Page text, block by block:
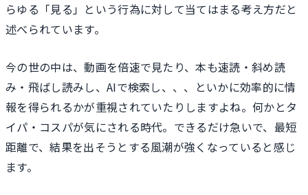
らゆる「見る」という行為に対して当てはまる考え方だと
述べられています。
今の世の中は、動画を倍速で見たり、本も速読・斜め読
み・飛ばし読みし、AIで検索し、、、といかに効率的に情
報を得られるかが重視されていたりしますよね。何かとタ
イパ・コスパが気にされる時代。できるだけ急いで、最短
距離で、結果を出そうとする風潮が強くなっていると感じ
ます。